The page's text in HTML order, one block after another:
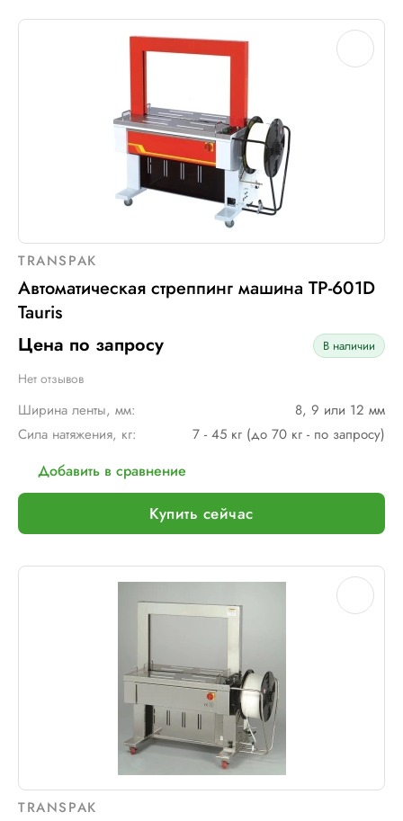
TRANSPAK
Автоматическая стреппинг машина ТР-601D
Tauris
Цена по запросу
В наличии
Нет отзывов
Ширина ленты, мм:
8, 9 или 12 мм
Сила натяжения, кг:
7 - 45 кг (до 70 кг - по запросу)
Добавить в сравнение
Купить сейчас
TRANSPAK